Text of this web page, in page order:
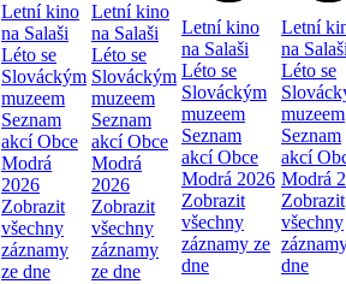
Letní kino
na Salaši
Léto se
Slováckým
muzeem
Seznam
akcí Obce
Modrá
2026
Zobrazit
všechny
záznamy
ze dne
Letní kino
na Salaši
Léto se
Slováckým
muzeem
Seznam
akcí Obce
Modrá
2026
Zobrazit
všechny
záznamy
ze dne
Letní kino
na Salaši
Léto se
Slováckým
muzeem
Seznam
akcí Obce
Modrá 2026
Zobrazit
všechny
záznamy ze
dne
Letní
na
Léto se
muzeem
Seznam
akcí
Modrá
Zobrazit
všechny
dne